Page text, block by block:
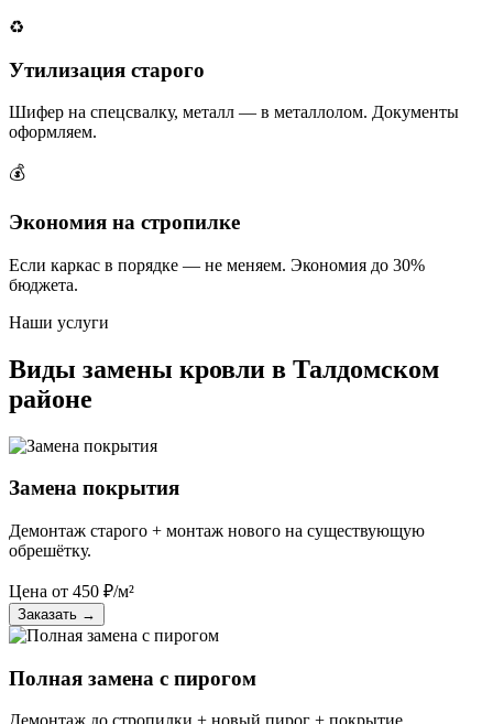
♻️
Утилизация старого
Шифер на спецсвалку, металл — в металлолом. Документы
оформляем.
💰
Экономия на стропилке
Если каркас в порядке — не меняем. Экономия до 30%
бюджета.
Наши услуги
Виды замены кровли в Талдомском
районе
Замена покрытия
Демонтаж старого + монтаж нового на существующую
обрешётку.
Цена от 450 ₽/м²
Заказать →
Полная замена с пирогом